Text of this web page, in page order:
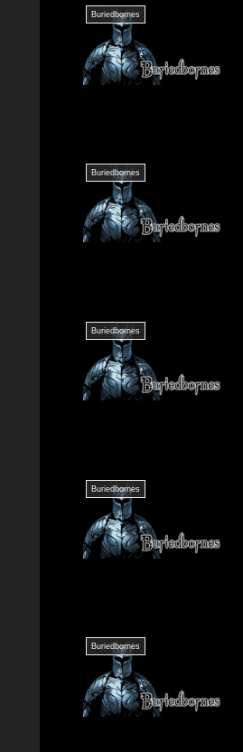
Buriedbornes
Buriedbornes
Buriedbornes
Buriedbornes
Buriedbornes